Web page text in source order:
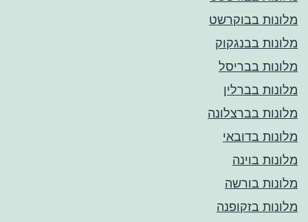
מלונות בבוקרשט
מלונות בבנגקוק
מלונות בבריסל
מלונות בברלין
מלונות בברצלונה
מלונות בדובאי
מלונות בוינה
מלונות בורשה
מלונות בזקופנה